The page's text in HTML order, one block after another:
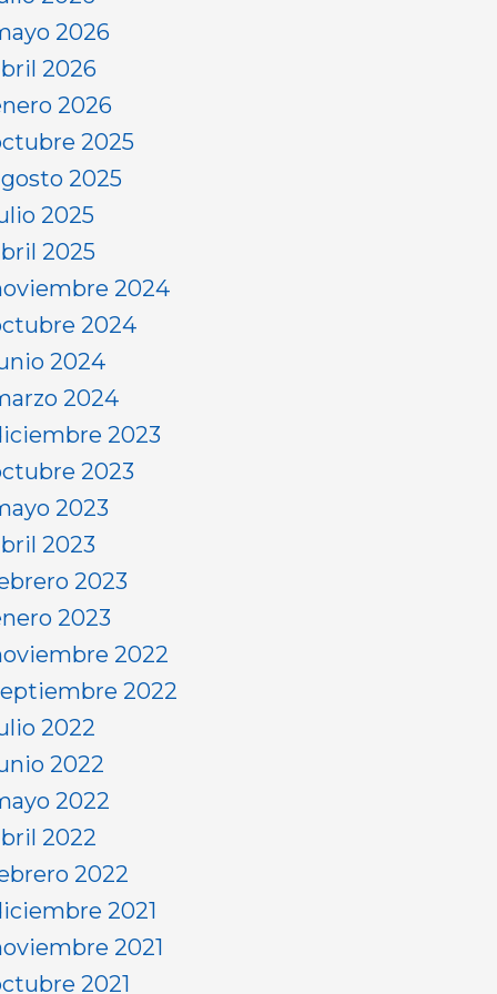
2026
2026
2026
2025
2025
2025
2025
2024
2024
2024
2024
2023
2023
2023
2023
2023
2023
2022
2022
2022
2022
2022
2022
2022
2021
2021
2021